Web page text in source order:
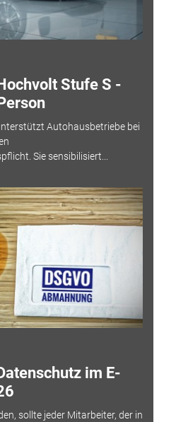
Stufe S -
Autohausbetriebe bei
Sie sensibilisiert...
im E-
sollte jeder Mitarbeiter, der in